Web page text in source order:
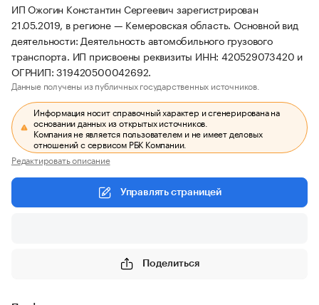
ИП Ожогин Константин Сергеевич зарегистрирован
21.05.2019, в регионе — Кемеровская область. Основной вид
деятельности: Деятельность автомобильного грузового
транспорта. ИП присвоены реквизиты ИНН: 420529073420 и
ОГРНИП: 319420500042692.
Данные получены из публичных государственных источников.
Информация носит справочный характер и сгенерирована на
основании данных из открытых источников.
Компания не является пользователем и не имеет деловых
отношений с сервисом РБК Компании.
Редактировать описание
Управлять страницей
Поделиться